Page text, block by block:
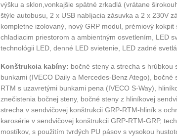
výšku a sklon,vonkajšie spätné zrkadlá (vrátane
štýle autobusu, 2 x USB nabíjacia zásuvka a 2 x 230V
kompletne izolovaný, nový GRP modul, prémiový
chladiacim priestorom a ambientným osvetlením, LED
technológii LED, denné LED svietenie, LED zadné svetlá
Konštrukcia kabíny: bočné steny a strecha s hrúbkou
bunkami (IVECO Daily a Mercedes-Benz Atego),
RTM s uzavretými bunkami pena (IVECO S-Way),
znečistenia bočnej steny, bočné steny z hliníkovej
strecha v sendvičovej konštrukcii GRP-RTM-hliník s
karosérie v sendvičovej konštrukcii GRP-RTM-GRP,
mostíkov, s použitím tvrdých PU pásov s vysokou